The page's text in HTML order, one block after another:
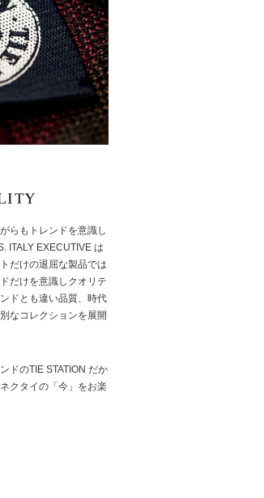
らもトレンドを意識し
ITALY EXECUTIVE は
だけの退屈な製品では
だけを意識しクオリテ
ドとも違い品質、時代
なコレクションを展開
ドのTIE STATION だか
クタイの「今」をお楽